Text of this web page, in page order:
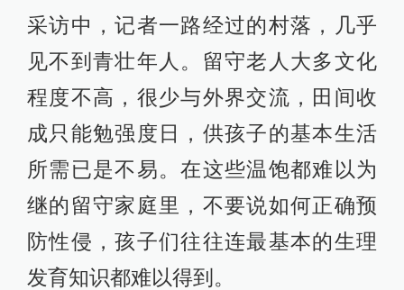
采访中，记者一路经过的村落，几乎
见不到青壮年人。留守老人大多文化
程度不高，很少与外界交流，田间收
成只能勉强度日，供孩子的基本生活
所需已是不易。在这些温饱都难以为
继的留守家庭里，不要说如何正确预
防性侵，孩子们往往连最基本的生理
发育知识都难以得到。